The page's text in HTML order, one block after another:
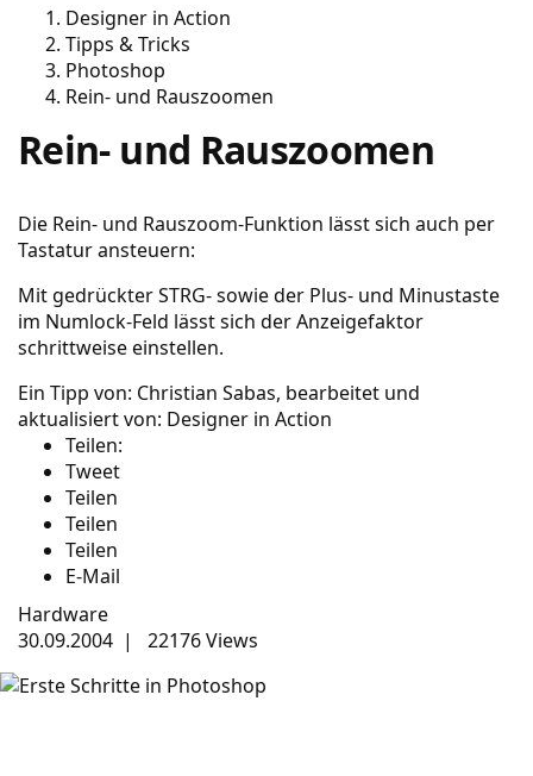
Designer in Action
Tipps & Tricks
Photoshop
Rein- und Rauszoomen
Rein- und Rauszoomen
Die Rein- und Rauszoom-Funktion lässt sich auch per
Tastatur ansteuern:
Mit gedrückter STRG- sowie der Plus- und Minustaste
im Numlock-Feld lässt sich der Anzeigefaktor
schrittweise einstellen.
Ein Tipp von: Christian Sabas, bearbeitet und
aktualisiert von: Designer in Action
Teilen:
Tweet
Teilen
Teilen
Teilen
E-Mail
Hardware
30.09.2004 | 22176 Views